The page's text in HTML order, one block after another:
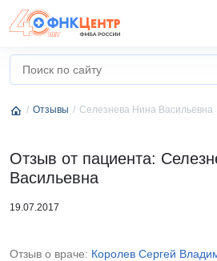
Отзывы Селезнева Нина Васильевна
Отзыв от пациента:
Васильевна
19.07.2017
Отзыв о враче: Королев Сергей